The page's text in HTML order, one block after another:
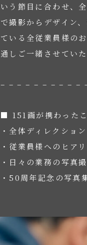
いう節目に合わせ、
で撮影からデザイン
ている全従業員様の
通しご一緒させてい
– – – – – – – – – –
■ 151画が携わった
・全体ディレクション
・従業員様へのヒア
・日々の業務の写真
・50周年記念の写真